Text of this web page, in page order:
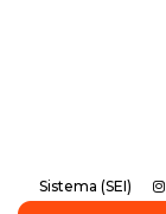
Sistema (SEI)